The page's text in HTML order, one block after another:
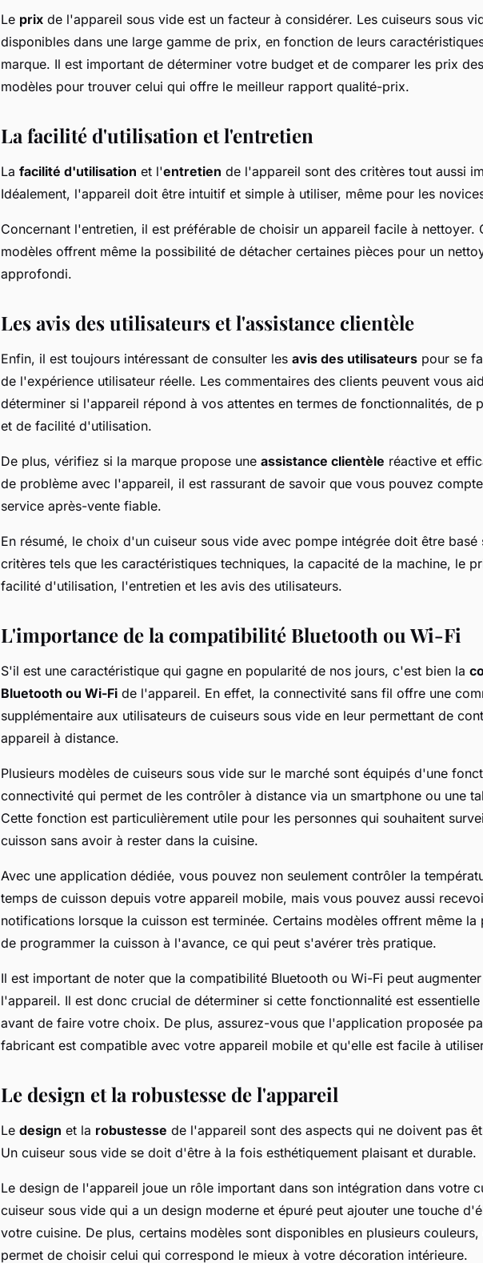
Le prix de l'appareil sous vide est un facteur à considérer. Les cuiseurs sous
disponibles dans une large gamme de prix, en fonction de leurs
marque. Il est important de déterminer votre budget et de comparer les prix
modèles pour trouver celui qui offre le meilleur rapport qualité-prix.
La facilité d'utilisation et l'entretien
La facilité d'utilisation et l'entretien de l'appareil sont des critères tout aussi
Idéalement, l'appareil doit être intuitif et simple à utiliser, même pour les
Concernant l'entretien, il est préférable de choisir un appareil facile à nettoyer.
modèles offrent même la possibilité de détacher certaines pièces pour un
approfondi.
Les avis des utilisateurs et l'assistance clientèle
Enfin, il est toujours intéressant de consulter les avis des utilisateurs pour se
de l'expérience utilisateur réelle. Les commentaires des clients peuvent vous
déterminer si l'appareil répond à vos attentes en termes de fonctionnalités, de
et de facilité d'utilisation.
De plus, vérifiez si la marque propose une assistance clientèle réactive et
de problème avec l'appareil, il est rassurant de savoir que vous pouvez
service après-vente fiable.
En résumé, le choix d'un cuiseur sous vide avec pompe intégrée doit être basé
critères tels que les caractéristiques techniques, la capacité de la machine, le
facilité d'utilisation, l'entretien et les avis des utilisateurs.
L'importance de la compatibilité Bluetooth ou Wi-Fi
S'il est une caractéristique qui gagne en popularité de nos jours, c'est bien la
Bluetooth ou Wi-Fi de l'appareil. En effet, la connectivité sans fil offre une
supplémentaire aux utilisateurs de cuiseurs sous vide en leur permettant de
appareil à distance.
Plusieurs modèles de cuiseurs sous vide sur le marché sont équipés d'une
connectivité qui permet de les contrôler à distance via un smartphone ou une
Cette fonction est particulièrement utile pour les personnes qui souhaitent
cuisson sans avoir à rester dans la cuisine.
Avec une application dédiée, vous pouvez non seulement contrôler la
temps de cuisson depuis votre appareil mobile, mais vous pouvez aussi
notifications lorsque la cuisson est terminée. Certains modèles offrent même la
de programmer la cuisson à l'avance, ce qui peut s'avérer très pratique.
Il est important de noter que la compatibilité Bluetooth ou Wi-Fi peut
l'appareil. Il est donc crucial de déterminer si cette fonctionnalité est
avant de faire votre choix. De plus, assurez-vous que l'application proposée
fabricant est compatible avec votre appareil mobile et qu'elle est facile à
Le design et la robustesse de l'appareil
Le design et la robustesse de l'appareil sont des aspects qui ne doivent pas
Un cuiseur sous vide se doit d'être à la fois esthétiquement plaisant et durable.
Le design de l'appareil joue un rôle important dans son intégration dans votre
cuiseur sous vide qui a un design moderne et épuré peut ajouter une touche
votre cuisine. De plus, certains modèles sont disponibles en plusieurs
permet de choisir celui qui correspond le mieux à votre décoration intérieure.